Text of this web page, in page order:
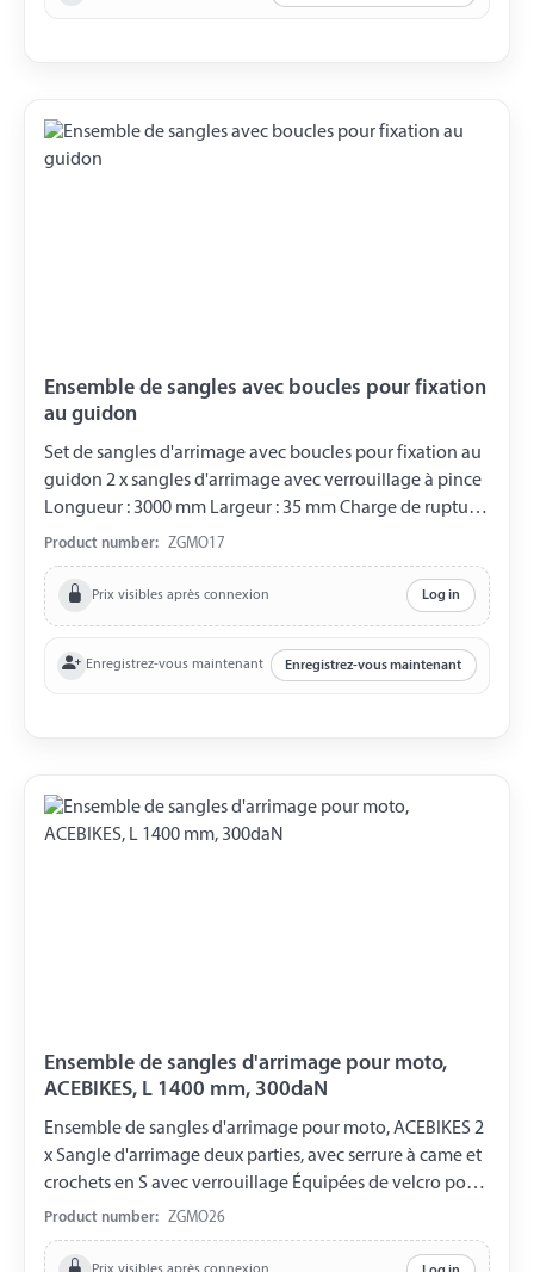
Ensemble de sangles avec boucles pour fixation
au guidon
Set de sangles d'arrimage avec boucles pour fixation au
guidon 2 x sangles d'arrimage avec verrouillage à pince
Longueur : 3000 mm Largeur : 35 mm Charge de rupture
: 300 daN Avec crochets en S en PVC et sécurité à ressort
Le set est livré avec un petit sac de transport.
Product number: ZGMO17
Prix visibles après connexion Log in
Enregistrez-vous maintenant Enregistrez-vous maintenant
Ensemble de sangles d'arrimage pour moto,
ACEBIKES, L 1400 mm, 300daN
Ensemble de sangles d'arrimage pour moto, ACEBIKES 2
x Sangle d'arrimage deux parties, avec serrure à came et
crochets en S avec verrouillage Équipées de velcro pour
la fixation de la sangle Longueur 1400 mm Largeur de la
sangle 25 mm LC 300 daN 2 x Sangle d'arrimage
circulaire LC 450 daN Longueur utile de 400 mm
Product number: ZGMO26